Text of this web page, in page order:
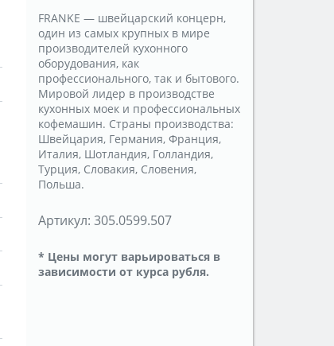
FRANKE — швейцарский концерн,
один из самых крупных в мире
производителей кухонного
оборудования, как
профессионального, так и бытового.
Мировой лидер в производстве
кухонных моек и профессиональных
кофемашин. Страны производства:
Швейцария, Германия, Франция,
Италия, Шотландия, Голландия,
Турция, Словакия, Словения,
Польша.
Артикул: 305.0599.507
* Цены могут варьироваться в
зависимости от курса рубля.